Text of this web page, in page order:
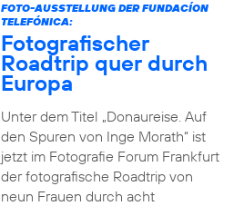
FOTO-AUSSTELLUNG DER FUNDACÍON
TELEFÓNICA:
Fotografischer
Roadtrip quer durch
Europa
Unter dem Titel „Donaureise. Auf
den Spuren von Inge Morath“ ist
jetzt im Fotografie Forum Frankfurt
der fotografische Roadtrip von
neun Frauen durch acht